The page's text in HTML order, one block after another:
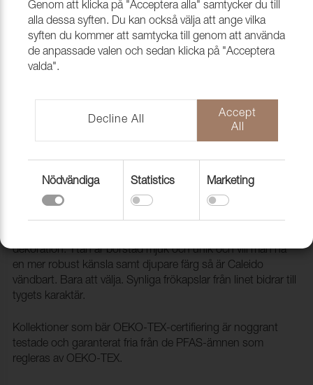
Tyg Caleido 10997 Graphite
1005902
dekoration. Ytan är borstad mjuk och unik och vill man ha
en mer robust känsla samt djupare färg så är Caleido
vändbart. Bara att välja. Synliga frökapslar från linet bidrar till
tygets karaktär.
Kollektioner som bär OEKO-TEX-certifiering är noggrant
testade och garanterat fria från de PFAS-ämnen som
regleras av OEKO-TEX.
Genom att klicka på "Acceptera alla" samtycker du till
alla dessa syften. Du kan också välja att ange vilka
syften du kommer att samtycka till genom att använda
de anpassade valen och sedan klicka på "Acceptera
valda".
Decline All
Accept
All
Nödvändiga Statistics Marketing